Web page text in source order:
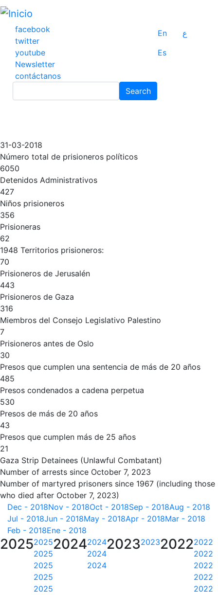
Pasar
contenido
principal
facebook
twitter
youtube
Newsletter
contáctanos
En
ع
Es
Search
31-03-2018
Número total de prisioneros políticos
6050
Detenidos Administrativos
427
Niños prisioneros
356
Prisioneras
62
1948 Territorios prisioneros:
70
Prisioneros de Jerusalén
443
Prisioneros de Gaza
316
Miembros del Consejo Legislativo Palestino
7
Prisioneros antes de Oslo
30
Presos que cumplen una sentencia de más de 20 años
485
Presos condenados a cadena perpetua
530
Presos de más de 20 años
43
Presos que cumplen más de 25 años
21
Gaza Strip Detainees (Unlawful Combatant)
Number of arrests since October 7, 2023
Number of martyred prisoners since 1967 (including those
who died after October 7, 2023)
Dec - 2018Nov - 2018Oct - 2018Sep - 2018Aug - 2018
Jul - 2018Jun - 2018May - 2018Apr - 2018Mar - 2018
Feb - 2018Ene - 2018
20252025
2025
2025
2025
2025
20242024
2024
2024
2023202320222022
2022
2022
2022
2022